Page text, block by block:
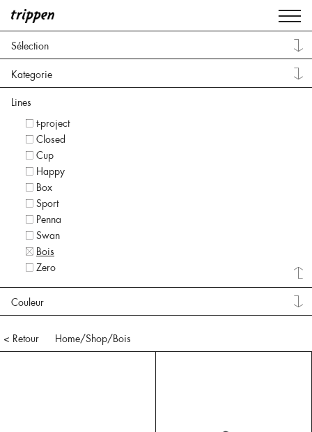
Sélection
Kategorie
Lines
t-project
Closed
Cup
Happy
Box
Sport
Penna
Swan
Bois
Zero
Couleur
< Retour Home/Shop/Bois